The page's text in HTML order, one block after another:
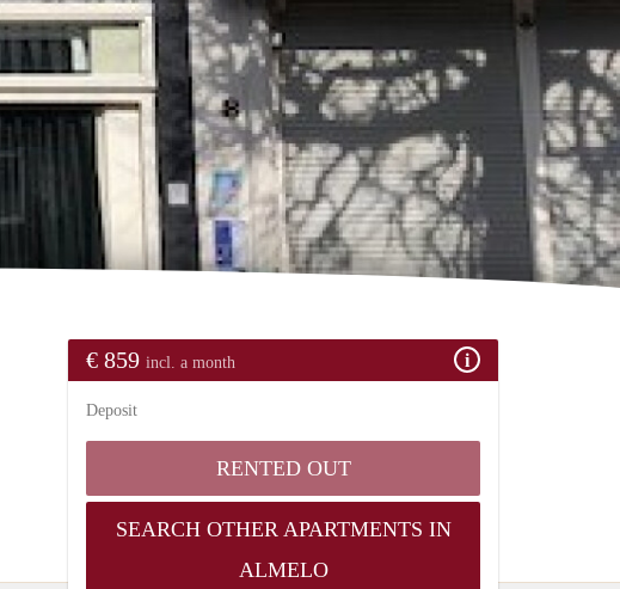
€ 859 incl. a month
Deposit
RENTED OUT
SEARCH OTHER APARTMENTS IN
ALMELO